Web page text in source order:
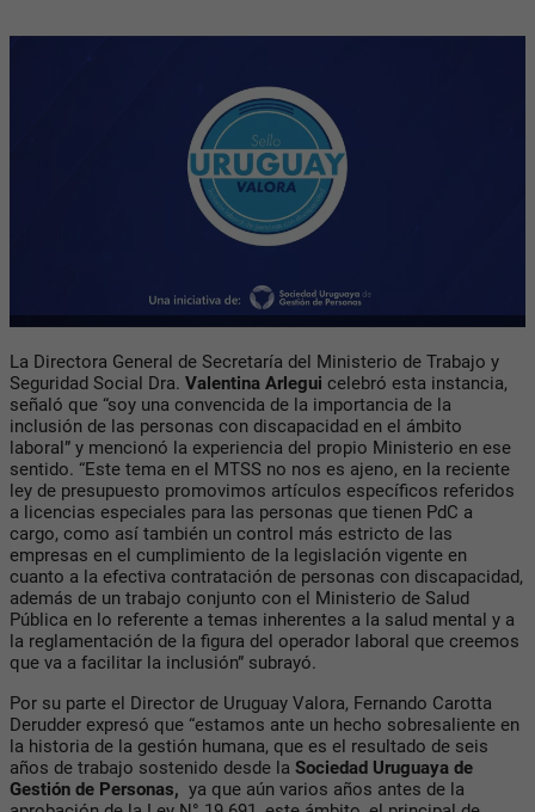
La Directora General de Secretaría del Ministerio de Trabajo y
Seguridad Social Dra. Valentina Arlegui celebró esta instancia,
señaló que “soy una convencida de la importancia de la
inclusión de las personas con discapacidad en el ámbito
laboral” y mencionó la experiencia del propio Ministerio en ese
sentido. “Este tema en el MTSS no nos es ajeno, en la reciente
ley de presupuesto promovimos artículos específicos referidos
a licencias especiales para las personas que tienen PdC a
cargo, como así también un control más estricto de las
empresas en el cumplimiento de la legislación vigente en
cuanto a la efectiva contratación de personas con discapacidad,
además de un trabajo conjunto con el Ministerio de Salud
Pública en lo referente a temas inherentes a la salud mental y a
la reglamentación de la figura del operador laboral que creemos
que va a facilitar la inclusión” subrayó.
Por su parte el Director de Uruguay Valora, Fernando Carotta
Derudder expresó que “estamos ante un hecho sobresaliente en
la historia de la gestión humana, que es el resultado de seis
años de trabajo sostenido desde la Sociedad Uruguaya de
Gestión de Personas, ya que aún varios años antes de la